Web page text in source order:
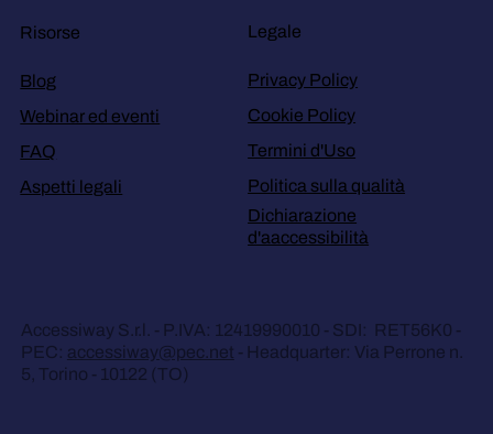
Risorse
Blog
Webinar ed eventi
FAQ
Aspetti legali
Legale
Privacy Policy
Cookie Policy
Termini d'Uso
Politica sulla qualità
Dichiarazione
d'aaccessibilità
Accessiway S.r.l. - P.IVA: 12419990010 - SDI: RET56K0 -
PEC: accessiway@pec.net - Headquarter: Via Perrone n.
5, Torino - 10122 (TO)